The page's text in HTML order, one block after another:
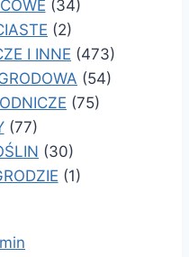
(34)
(2)
I INNE (473)
(54)
(75)
(77)
(30)
(1)